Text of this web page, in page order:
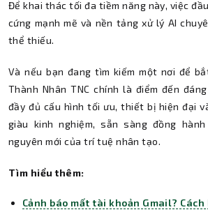
Để khai thác tối đa tiềm năng này, việc
cứng mạnh mẽ và nền tảng xử lý AI
thể thiếu.
Và nếu bạn đang tìm kiếm một nơi để
Thành Nhân TNC chính là điểm đến
đầy đủ cấu hình tối ưu, thiết bị hiện đại
giàu kinh nghiệm, sẵn sàng đồng
nguyên mới của trí tuệ nhân tạo.
Tìm hiểu thêm:
Cảnh báo mất tài khoản Gmail?